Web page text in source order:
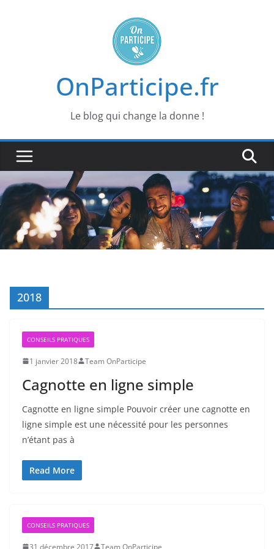
OnParticipe.fr
Le blog qui change la donne !
2018
CONSEILS PRATIQUES
1 janvier 2018 Team OnParticipe
Cagnotte en ligne simple
Cagnotte en ligne simple Pouvoir créer une cagnotte en
ligne simple est une nécessité pour les personnes
n’étant pas à
Read More
CONSEILS PRATIQUES
31 décembre 2017 Team OnParticipe